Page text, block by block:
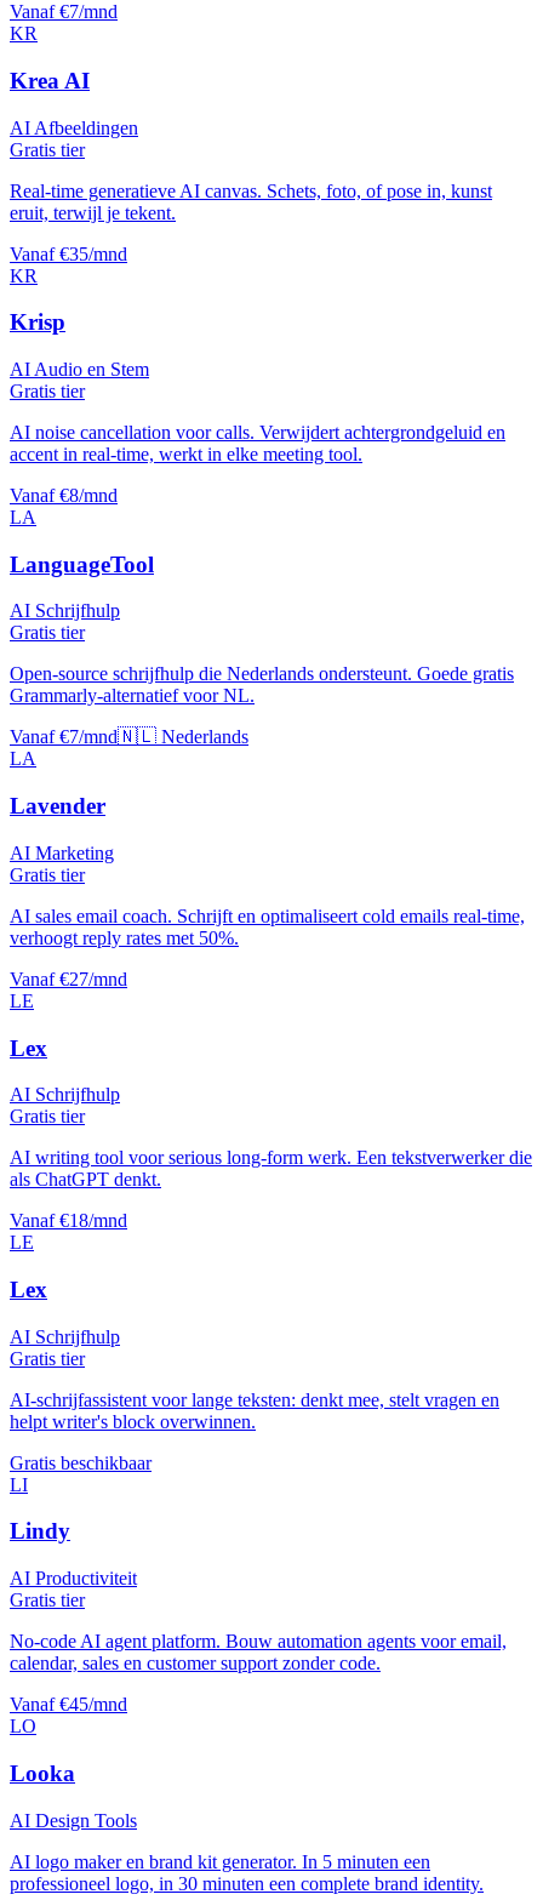
Vanaf €7/mnd
KR
Krea AI
AI Afbeeldingen
Gratis tier
Real-time generatieve AI canvas. Schets, foto, of pose in, kunst
eruit, terwijl je tekent.
Vanaf €35/mnd
KR
Krisp
AI Audio en Stem
Gratis tier
AI noise cancellation voor calls. Verwijdert achtergrondgeluid en
accent in real-time, werkt in elke meeting tool.
Vanaf €8/mnd
LA
LanguageTool
AI Schrijfhulp
Gratis tier
Open-source schrijfhulp die Nederlands ondersteunt. Goede gratis
Grammarly-alternatief voor NL.
Vanaf €7/mnd🇳🇱 Nederlands
LA
Lavender
AI Marketing
Gratis tier
AI sales email coach. Schrijft en optimaliseert cold emails real-time,
verhoogt reply rates met 50%.
Vanaf €27/mnd
LE
Lex
AI Schrijfhulp
Gratis tier
AI writing tool voor serious long-form werk. Een tekstverwerker die
als ChatGPT denkt.
Vanaf €18/mnd
LE
Lex
AI Schrijfhulp
Gratis tier
AI-schrijfassistent voor lange teksten: denkt mee, stelt vragen en
helpt writer's block overwinnen.
Gratis beschikbaar
LI
Lindy
AI Productiviteit
Gratis tier
No-code AI agent platform. Bouw automation agents voor email,
calendar, sales en customer support zonder code.
Vanaf €45/mnd
LO
Looka
AI Design Tools
AI logo maker en brand kit generator. In 5 minuten een
professioneel logo, in 30 minuten een complete brand identity.